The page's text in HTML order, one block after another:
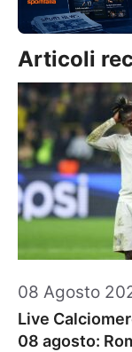
Articoli
08 Agosto
Live
08 agosto: